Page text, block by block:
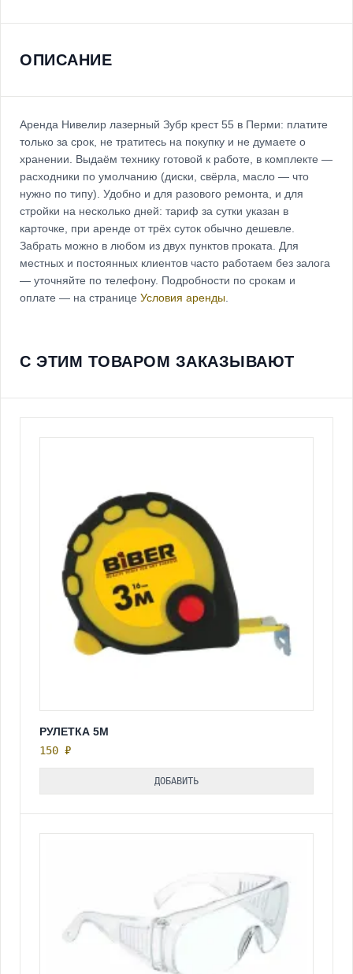
ОПИСАНИЕ
Аренда Нивелир лазерный Зубр крест 55 в Перми: платите
только за срок, не тратитесь на покупку и не думаете о
хранении. Выдаём технику готовой к работе, в комплекте —
расходники по умолчанию (диски, свёрла, масло — что
нужно по типу). Удобно и для разового ремонта, и для
стройки на несколько дней: тариф за сутки указан в
карточке, при аренде от трёх суток обычно дешевле.
Забрать можно в любом из двух пунктов проката. Для
местных и постоянных клиентов часто работаем без залога
— уточняйте по телефону. Подробности по срокам и
оплате — на странице Условия аренды
С ЭТИМ ТОВАРОМ ЗАКАЗЫВАЮТ
РУЛЕТКА 5М
150 ₽
ДОБАВИТЬ